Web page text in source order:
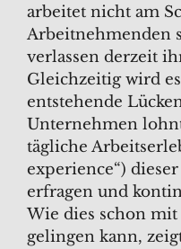
arbeitet nicht am
Arbeitnehmenden
verlassen derzeit
Gleichzeitig wird
entstehende
Unternehmen
tägliche
experience“)
erfragen und
Wie dies schon
gelingen kann,